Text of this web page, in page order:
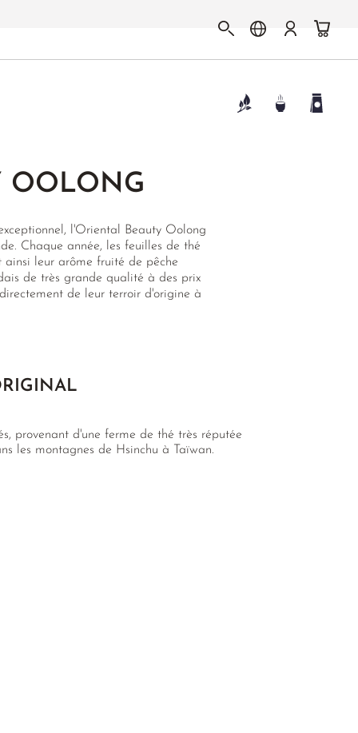
OOLONG
l'Oriental Beauty Oolong
Chaque année, les feuilles de thé
ainsi leur arôme fruité de pêche
de très grande qualité à des prix
de leur terroir d'origine à
provenant d'une ferme de thé très réputée
les montagnes de Hsinchu à Taïwan.